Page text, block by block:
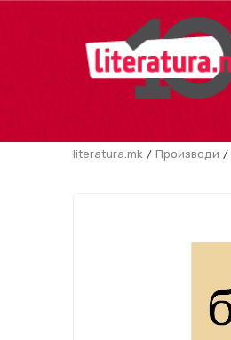
literatura.mk Производи